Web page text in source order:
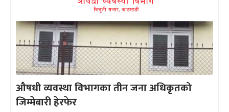
औषधी व्यवस्था विभागका तीन जना अधिकृतको
जिम्मेबारी हेरफेर